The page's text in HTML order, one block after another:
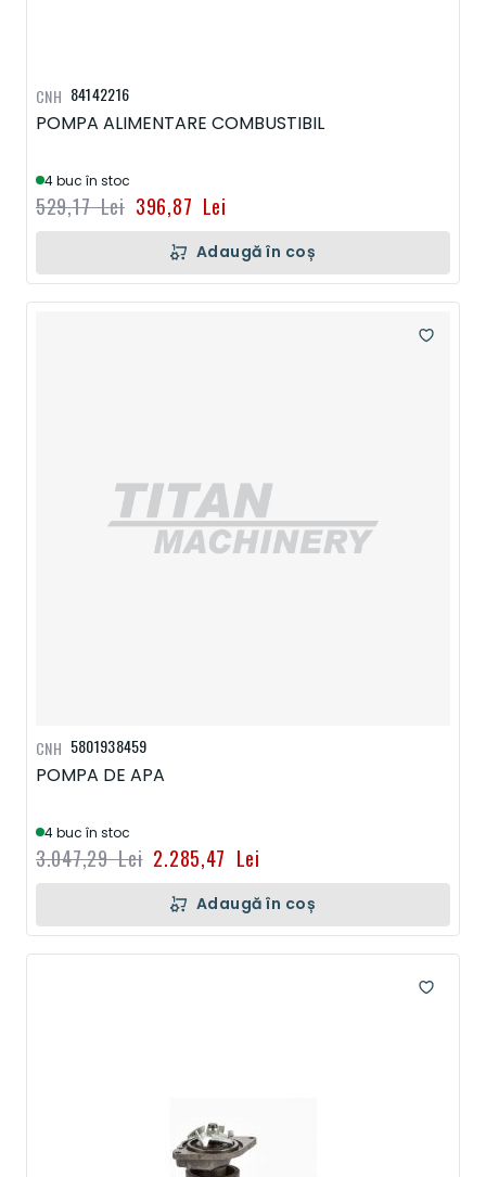
84142216
POMPA ALIMENTARE COMBUSTIBIL
4 buc în stoc
396,87 Lei
529,17 Lei
CNH
Adaugă în coș
5801938459
POMPA DE APA
4 buc în stoc
2.285,47 Lei
3.047,29 Lei
CNH
Adaugă în coș